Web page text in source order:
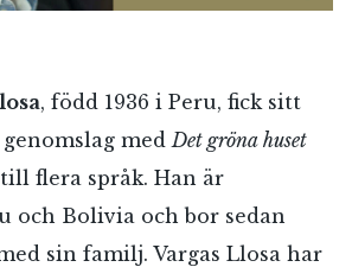
, född 1936 i Peru, fick sitt
med Det gröna huset
flera språk. Han är
och Bolivia och bor sedan
sin familj. Vargas Llosa har